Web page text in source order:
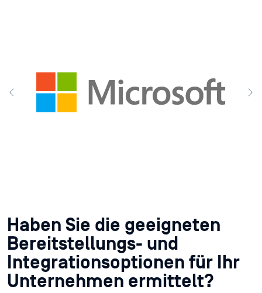
Haben Sie die geeigneten
Bereitstellungs- und
Integrationsoptionen für Ihr
Unternehmen ermittelt?